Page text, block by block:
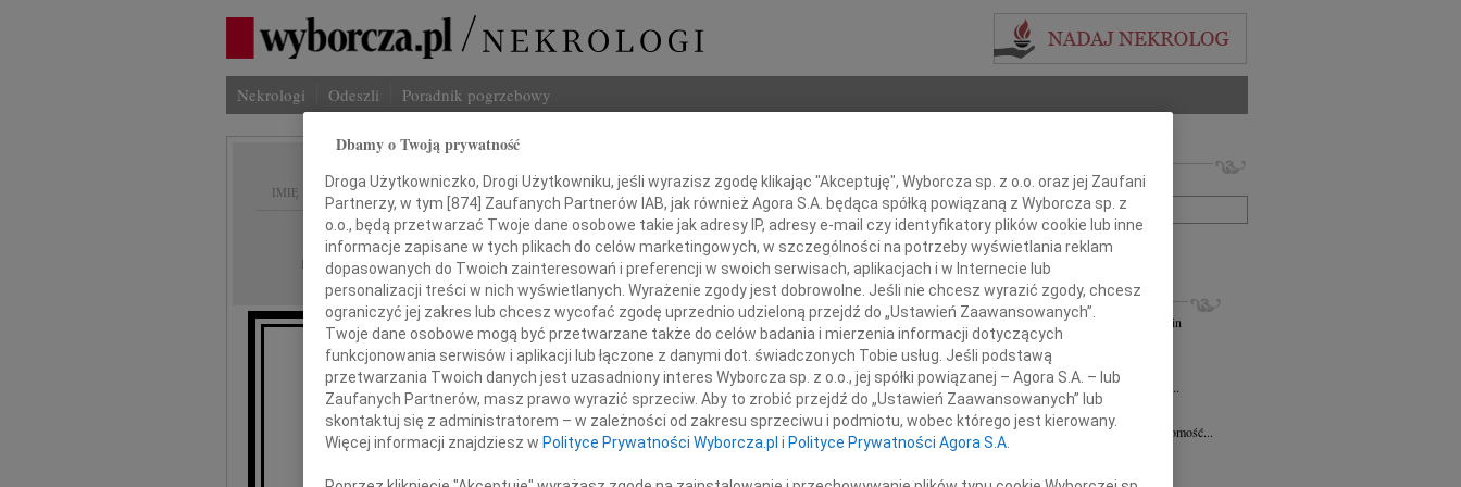
Nekrologi Odeszli Poradnik pogrzebowy
IMIĘ I NAZWISKO:
REGION: Szczecin
DATA EMISJI: 05.04.2011
Koledze
Lechowi Majczynie
Imię i nazwisko lub numer ogłoszenia:
+ szukanie zaawansowane
INNE NEKROLOGI
Aleksandra Szpaczyńska 29.07.2026
Szczecin
Z wielkim smutkiem i żalem przyjąłem...
23.07.2026Szczecin
Pani mec. Joannie Martyniuk-Plasze wyrazy...
Edward Ciupak
08.07.2026
Z wielkim smutkiem i żalem przyjąłem wiadomość...
Stanisław Pietrzak
Z wielkim smutkiem i żalem przyjąłem...
Dbamy o Twoją prywatność
Droga Użytkowniczko, Drogi Użytkowniku, jeśli wyrazisz zgodę klikając "Akceptuję", Wyborcza sp. z o.o. oraz jej Zaufani
Partnerzy, w tym [874] Zaufanych Partnerów IAB, jak również Agora S.A. będąca spółką powiązaną z Wyborcza sp. z
o.o., będą przetwarzać Twoje dane osobowe takie jak adresy IP, adresy e-mail czy identyfikatory plików cookie lub inne
informacje zapisane w tych plikach do celów marketingowych, w szczególności na potrzeby wyświetlania reklam
dopasowanych do Twoich zainteresowań i preferencji w swoich serwisach, aplikacjach i w Internecie lub
personalizacji treści w nich wyświetlanych. Wyrażenie zgody jest dobrowolne. Jeśli nie chcesz wyrazić zgody, chcesz
ograniczyć jej zakres lub chcesz wycofać zgodę uprzednio udzieloną przejdź do „Ustawień Zaawansowanych”.
Twoje dane osobowe mogą być przetwarzane także do celów badania i mierzenia informacji dotyczących
funkcjonowania serwisów i aplikacji lub łączone z danymi dot. świadczonych Tobie usług. Jeśli podstawą
przetwarzania Twoich danych jest uzasadniony interes Wyborcza sp. z o.o., jej spółki powiązanej – Agora S.A. – lub
Zaufanych Partnerów, masz prawo wyrazić sprzeciw. Aby to zrobić przejdź do „Ustawień Zaawansowanych” lub
skontaktuj się z administratorem – w zależności od zakresu sprzeciwu i podmiotu, wobec którego jest kierowany.
Więcej informacji znajdziesz w Polityce Prywatności Wyborcza.pl i Polityce Prywatności Agora S.A.